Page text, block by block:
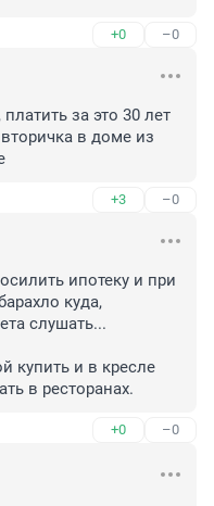
+0 –0
за это 30 лет
в доме из
+3 –0
ипотеку и при
куда,
слушать...
купить и в кресле
в ресторанах.
+0 –0